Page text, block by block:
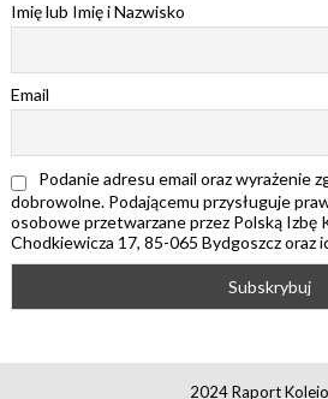
Imię lub Imię i Nazwisko
Email
Podanie adresu email oraz wyrażenie
dobrowolne. Podającemu przysługuje
osobowe przetwarzane przez Polską Izbę
Chodkiewicza 17, 85-065 Bydgoszcz oraz
2024 Raport